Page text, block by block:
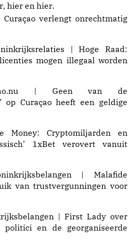
, hier en hier.
Curaçao verlengt onrechtmatig
| Hoge Raad:
mogen illegaal worden
| Geen van de
op Curaçao heeft een geldige
Money: Cryptomiljarden en
1xBet verovert vanuit
| Malafide
van trustvergunningen voor
| First Lady over
en de georganiseerde